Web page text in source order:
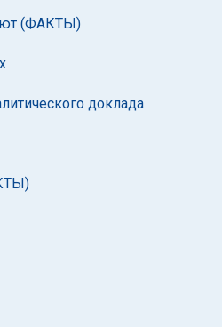
(ФАКТЫ)
доклада